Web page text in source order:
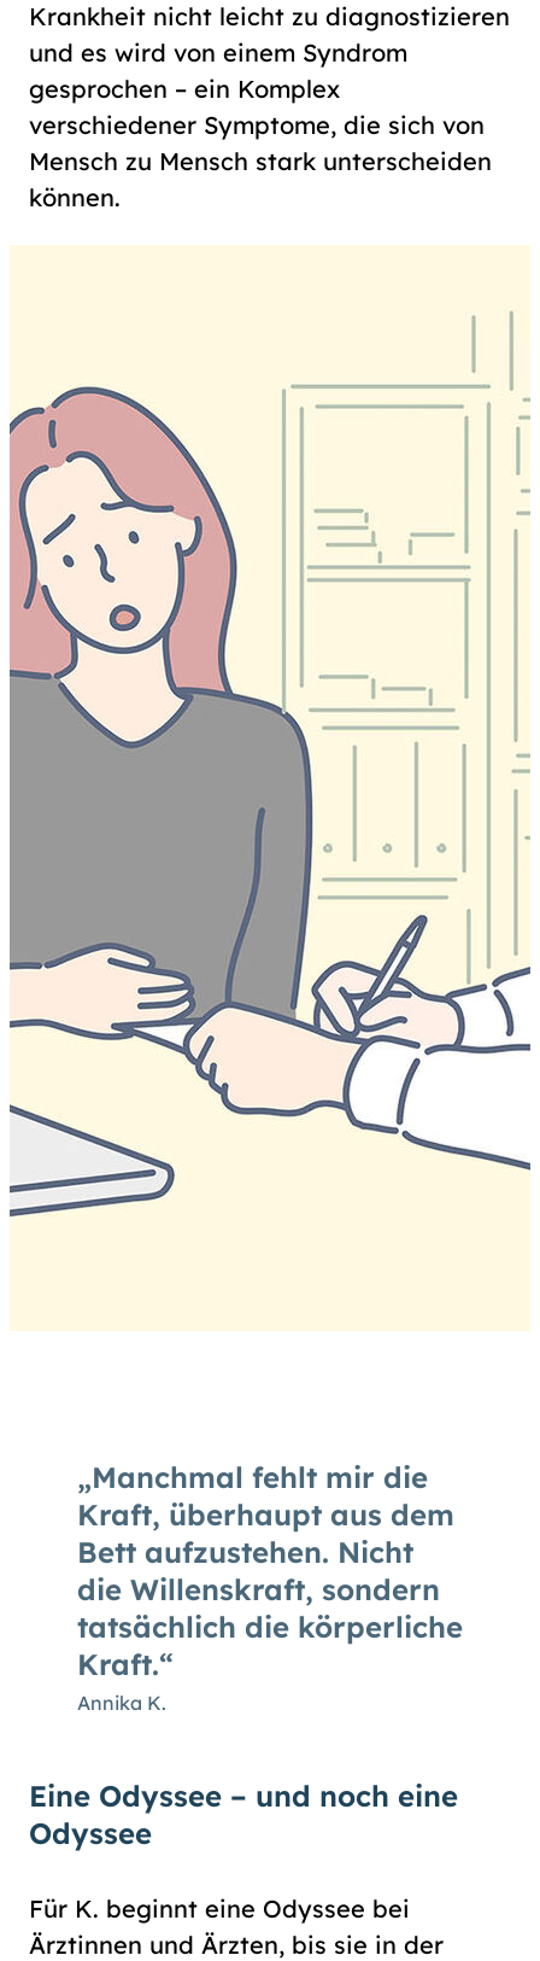
Krankheit nicht leicht zu diagnostizieren
und es wird von einem Syndrom
gesprochen – ein Komplex
verschiedener Symptome, die sich von
Mensch zu Mensch stark unterscheiden
können.
Manchmal fehlt mir die
Kraft, überhaupt aus dem
Bett aufzustehen. Nicht
die Willenskraft, sondern
tatsächlich die körperliche
Kraft.
Annika K.
Eine Odyssee – und noch eine
Odyssee
Für K. beginnt eine Odyssee bei
Ärztinnen und Ärzten, bis sie in der